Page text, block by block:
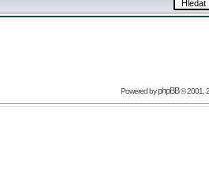
Powered byphpBB© 2001,